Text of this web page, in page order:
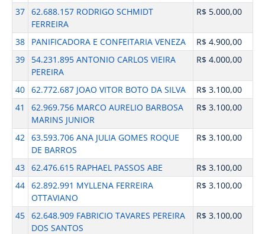
37 62.688.157 RODRIGO SCHMIDT
FERREIRA
R$ 5.000,00
38 PANIFICADORA E CONFEITARIA VENEZA
R$ 4.900,00
39
54.231.895 ANTONIO CARLOS VIEIRA
PEREIRA
R$ 4.000,00
40 62.772.687 JOAO VITOR BOTO DA SILVA
R$ 3.100,00
41
62.969.756 MARCO AURELIO BARBOSA
MARINS JUNIOR
R$ 3.100,00
42 63.593.706 ANA JULIA GOMES ROQUE
DE BARROS
R$ 3.100,00
43 62.476.615 RAPHAEL PASSOS ABE
R$ 3.100,00
44 62.892.991 MYLLENA FERREIRA
OTTAVIANO
R$ 3.100,00
45 62.648.909 FABRICIO TAVARES PEREIRA
DOS SANTOS
R$ 3.100,00